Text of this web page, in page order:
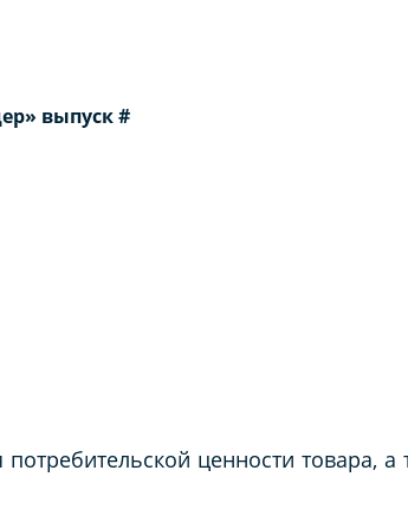
выпуск #
потребительской ценности товара,